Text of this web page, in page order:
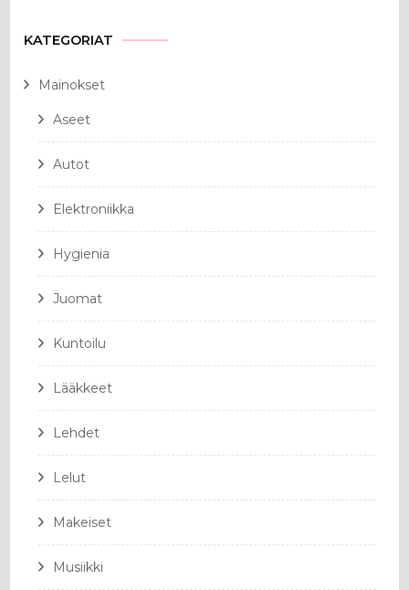
KATEGORIAT
Mainokset
Aseet
Autot
Elektroniikka
Hygienia
Juomat
Kuntoilu
Lääkkeet
Lehdet
Lelut
Makeiset
Musiikki